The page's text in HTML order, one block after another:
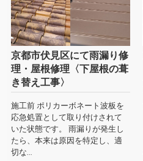
京都市伏見区にて雨漏り修
理・屋根修理〈下屋根の葺
き替え工事〉
施工前 ポリカーボネート波板を
応急処置として取り付けされて
いた状態です。 雨漏りが発生し
たら、本来は原因を特定し、適
切な...